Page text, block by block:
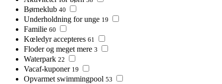
Børneklub 40
Underholdning for unge 19
Familie 60
Kœledyr accepteres 61
Floder og meget mere 3
Waterpark 22
Vacaf-kuponer 19
Opvarmet swimmingpool 53